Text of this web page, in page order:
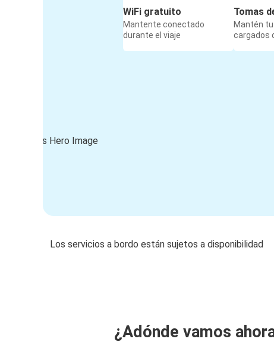
WiFi gratuito
Mantente conectado
durante el viaje
Tomas
Mantén
cargados
Los servicios a bordo están sujetos a disponibilidad
¿Adónde vamos